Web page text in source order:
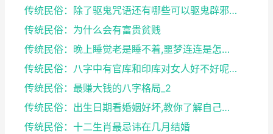
传统民俗：除了驱鬼咒语还有哪些可以驱鬼辟邪的方法？...
传统民俗：为什么会有富贵贫贱
传统民俗：晚上睡觉老是睡不着,噩梦连连是怎么回事
传统民俗：八字中有官库和印库对女人好不好呢？赶快收...
传统民俗：最赚大钱的八字格局_2
传统民俗：出生日期看婚姻好坏,教你了解自己未来的婚...
传统民俗：十二生肖最忌讳在几月结婚